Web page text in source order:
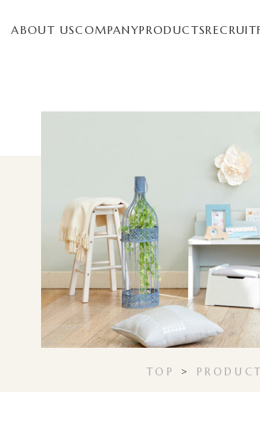
ABOUT USCOMPANYPRODUCTSRECRUIT
TOP >